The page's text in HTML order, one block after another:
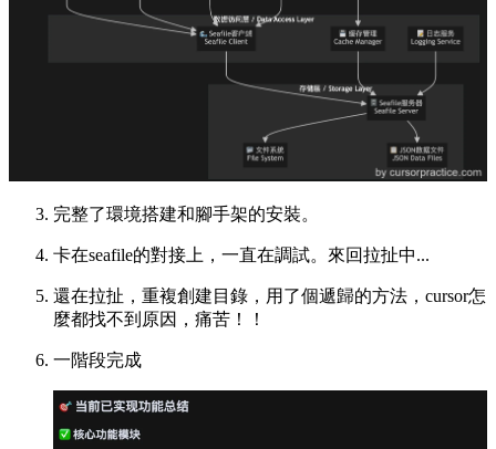
完整了環境搭建和腳手架的安裝。
卡在seafile的對接上，一直在調試。來回拉扯中...
還在拉扯，重複創建目錄，用了個遞歸的方法，cursor怎
麼都找不到原因，痛苦！！
一階段完成